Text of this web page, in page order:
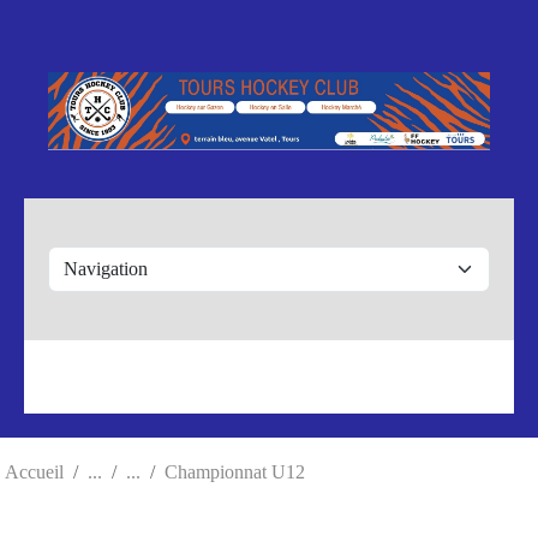
Accueil Championnat U12